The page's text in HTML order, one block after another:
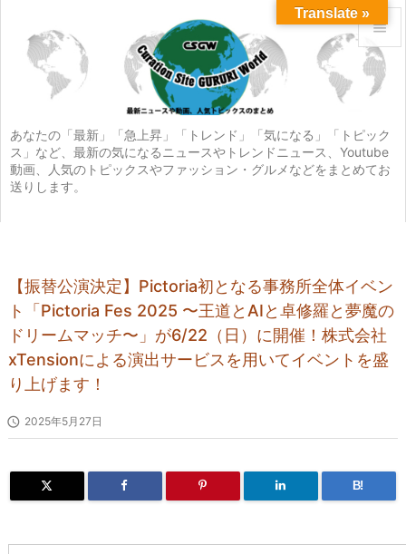
あなたの「最新」「急上昇」「トレンド」「気になる」「トピック
ス」など、最新の気になるニュースやトレンドニュース、Youtube
動画、人気のトピックスやファッション・グルメなどをまとめてお
送りします。


メニュ
サイド

前へ
【振替公演決定】Pictoria初となる事務所全体イベン
ト「Pictoria Fes 2025 〜王道とAIと卓修羅と夢魔の
ドリームマッチ〜」が6/22（日）に開催！株式会社
xTensionによる演出サービスを用いてイベントを盛
り上げます！
 2025年5月27日
B!
Translate »